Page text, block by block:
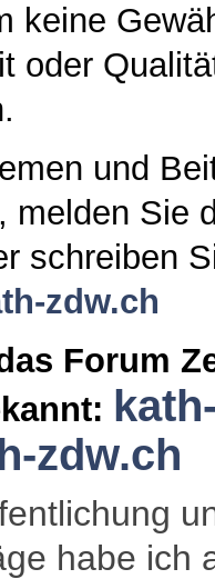
keine
oder
und
melden Sie
schreiben
zdw.ch
Forum
zdw.ch
habe ich